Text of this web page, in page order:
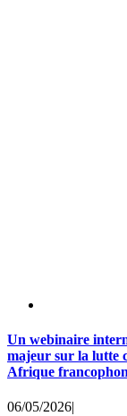
Un webinaire
majeur sur la lutte
Afrique
06/05/2026|